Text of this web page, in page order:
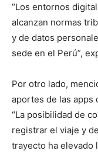
“Los entornos
alcanzan normas
y de datos
sede en el Perú”,
Por otro lado,
aportes de las apps
“La posibilidad de
registrar el viaje y
trayecto ha elevado